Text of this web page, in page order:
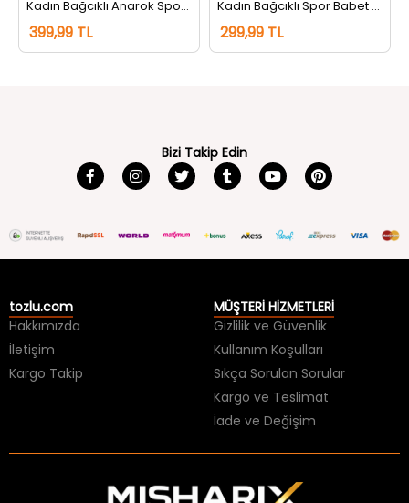
Kadın Bağcıklı Anarok Spor Ayakkabı Beyazgri
399,99 TL
Kadın Bağcıklı Spor Babet Siyahgümüş
299,99 TL
Bizi Takip Edin
tozlu.com
Hakkımızda
İletişim
Kargo Takip
MÜŞTERİ HİZMETLERİ
Gizlilik ve Güvenlik
Kullanım Koşulları
Sıkça Sorulan Sorular
Kargo ve Teslimat
İade ve Değişim